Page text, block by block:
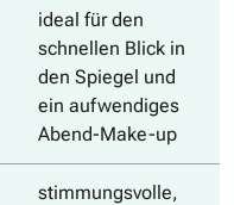
ideal für den
schnellen Blick in
den Spiegel und
ein aufwendiges
Abend-Make-up
stimmungsvolle,